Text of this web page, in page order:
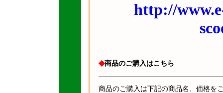
http://
◆商品のご購入はこちら
商品のご購入は下記の商品名、価格を